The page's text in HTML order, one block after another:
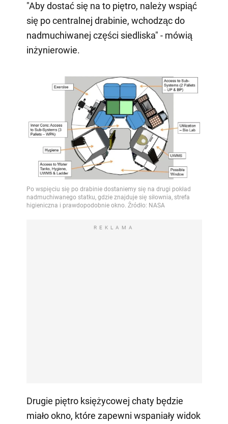
"Aby dostać się na to piętro, należy wspiąć
się po centralnej drabinie, wchodząc do
nadmuchiwanej części siedliska" - mówią
inżynierowie.
REKLAMA
Drugie piętro księżycowej chaty będzie
miało okno, które zapewni wspaniały widok